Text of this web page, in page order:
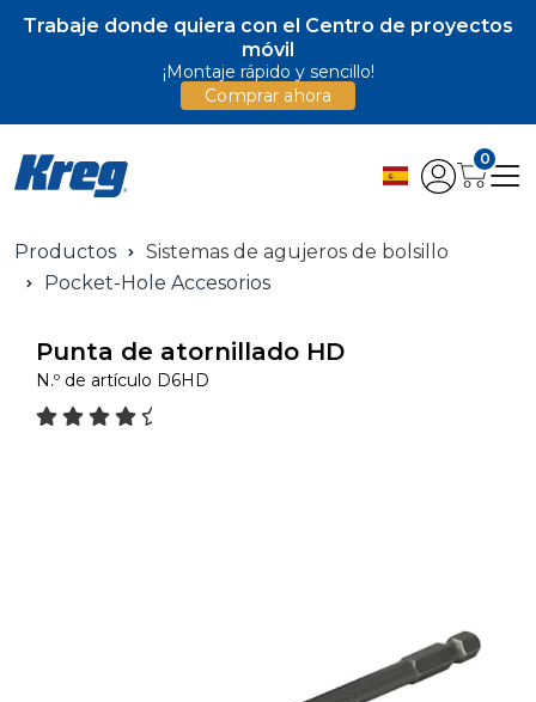
Trabaje donde quiera con el Centro de proyectos
móvil
¡Montaje rápido y sencillo!
Comprar ahora
0
Productos
Sistemas de agujeros de bolsillo
Pocket-Hole Accesorios
Punta de atornillado HD
N.º de artículo D6HD